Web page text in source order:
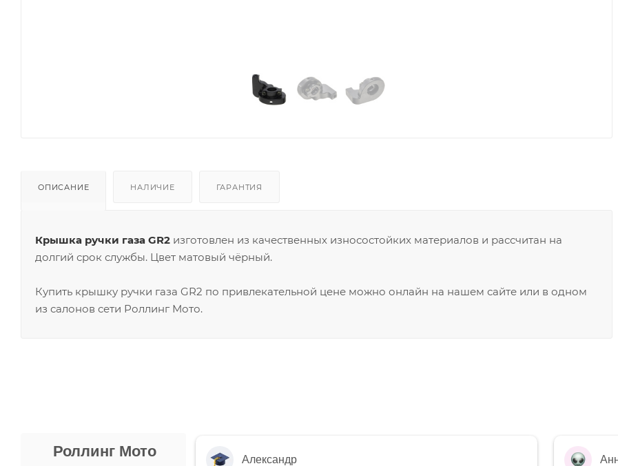
ОПИСАНИЕ НАЛИЧИЕ ГАРАНТИЯ
Крышка ручки газа GR2 изготовлен из качественных износостойких материалов и рассчитан на
долгий срок службы. Цвет матовый чёрный.
Купить крышку ручки газа GR2 по привлекательной цене можно онлайн на нашем сайте или в одном
из салонов сети Роллинг Мото.
Роллинг Мото
Александр